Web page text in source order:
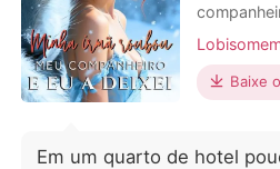
Sair
ficasse
sua
de
nunca a
Baixe
Em um quarto de hotel